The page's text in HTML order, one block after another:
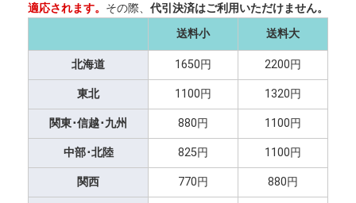
適応されます。 その際、 代引決済はご利用いただけません。
送料小
送料大
北海道 1650円 2200円
東北 1100円 1320円
関東･信越･九州 880円 1100円
中部･北陸 825円 1100円
関西 770円 880円